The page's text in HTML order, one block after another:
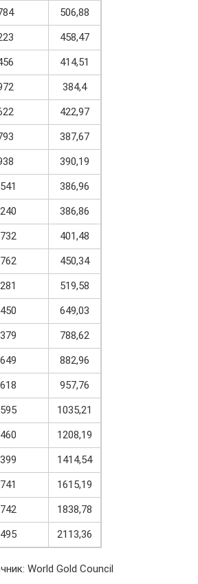
506,88
458,47
414,51
384,4
422,97
387,67
390,19
386,96
386,86
401,48
450,34
519,58
649,03
788,62
882,96
957,76
1035,21
1208,19
1414,54
1615,19
1838,78
2113,36
World Gold Council